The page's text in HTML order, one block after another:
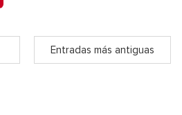
Entradas más antiguas